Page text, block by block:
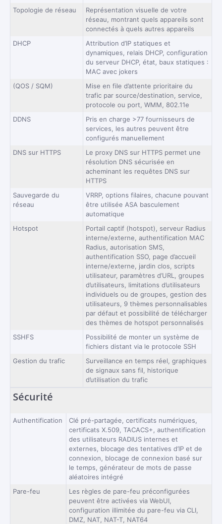
Topologie de réseau
Représentation visuelle de votre
réseau, montrant quels appareils sont
connectés à quels autres appareils
DHCP
Attribution d’IP statiques et
dynamiques, relais DHCP, configuration
du serveur DHCP, état, baux statiques :
MAC avec jokers
(QOS / SQM)
Mise en file d’attente prioritaire du
trafic par source/destination, service,
protocole ou port, WMM, 802.11e
DDNS
Pris en charge >77 fournisseurs de
services, les autres peuvent être
configurés manuellement
DNS sur HTTPS
Le proxy DNS sur HTTPS permet une
résolution DNS sécurisée en
acheminant les requêtes DNS sur
HTTPS
Sauvegarde du
réseau
VRRP, options filaires, chacune pouvant
être utilisée ASA basculement
automatique
Hotspot
Portail captif (hotspot), serveur Radius
interne/externe, authentification MAC
Radius, autorisation SMS,
authentification SSO, page d’accueil
interne/externe, jardin clos, scripts
utilisateur, paramètres d’URL, groupes
d’utilisateurs, limitations d’utilisateurs
individuels ou de groupes, gestion des
utilisateurs, 9 thèmes personnalisables
par défaut et possibilité de télécharger
des thèmes de hotspot personnalisés
SSHFS
Possibilité de monter un système de
fichiers distant via le protocole SSH
Gestion du trafic
Surveillance en temps réel, graphiques
de signaux sans fil, historique
d’utilisation du trafic
Sécurité
Authentification
Clé pré-partagée, certificats numériques,
certificats X.509, TACACS+, authentification
des utilisateurs RADIUS internes et
externes, blocage des tentatives d’IP et de
connexion, blocage de connexion basé sur
le temps, générateur de mots de passe
aléatoires intégré
Pare-feu
Les règles de pare-feu préconfigurées
peuvent être activées via WebUI,
configuration illimitée du pare-feu via CLI,
DMZ, NAT, NAT-T, NAT64